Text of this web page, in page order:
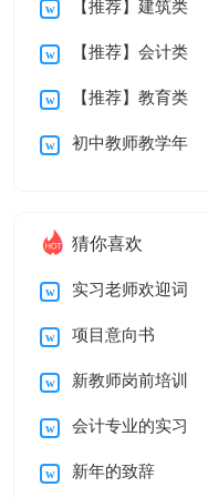
告4篇 【推荐】建筑类
学生实习报告4篇
【推荐】会计类
实习报告4篇【推荐】教育类
实习报告3篇
初中教师教学年
猜你喜欢
实习老师欢迎词
项目意向书
新教师岗前培训
心得体会15篇
会计专业的实习
报告汇总6篇
新年的致辞